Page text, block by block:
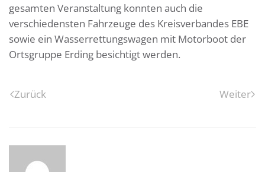
gesamten Veranstaltung konnten auch die
verschiedensten Fahrzeuge des Kreisverbandes EBE
sowie ein Wasserrettungswagen mit Motorboot der
Ortsgruppe Erding besichtigt werden.
Zurück Weiter